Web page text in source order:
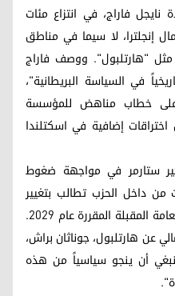
فاراج، في انتزاع مئات
إنجلترا، لا سيما في مناطق
مثل "هارتلبول". ووصف فاراج
في السياسة البريطانية"،
خطاب مناهض للمؤسسة
اختراقات إضافية في اسكتلندا
ستارمر في مواجهة ضغوط
من داخل الحزب تطالب بتغيير
القيادة لتفادي خسارة الانتخابات العامة المقبلة المقررة عام 2029.
عن هارتلبول، جوناثان براش،
أن ينجو سياسياً من هذه